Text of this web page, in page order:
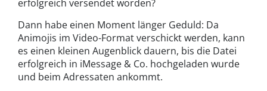
erfolgreich versendet worden?
Dann habe einen Moment länger Geduld: Da
Animojis im Video-Format verschickt werden, kann
es einen kleinen Augenblick dauern, bis die Datei
erfolgreich in iMessage & Co. hochgeladen wurde
und beim Adressaten ankommt.